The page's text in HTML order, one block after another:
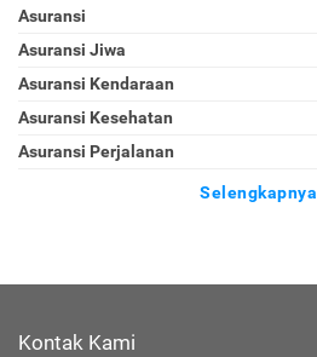
Asuransi
Asuransi Jiwa
Asuransi Kendaraan
Asuransi Kesehatan
Asuransi Perjalanan
Selengkapnya
Kontak Kami